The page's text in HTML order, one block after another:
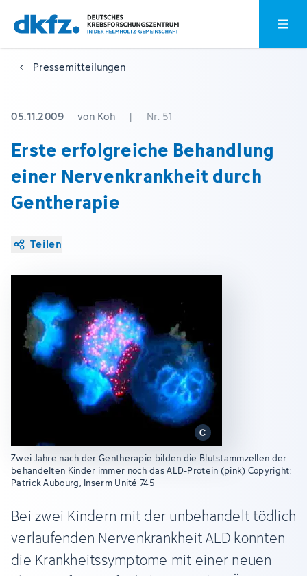
Zum
Hauptinhalt
springen
Zur
Fußzeile
springen
Pressemitteilungen
05.11.2009 von Koh | Nr. 51
Erste erfolgreiche Behandlung
einer Nervenkrankheit durch
Gentherapie
Teilen
Zwei Jahre nach der Gentherapie bilden die Blutstammzellen der
behandelten Kinder immer noch das ALD-Protein (pink) Copyright:
Patrick Aubourg, Inserm Unité 745
Bei zwei Kindern mit der unbehandelt tödlich
verlaufenden Nervenkrankheit ALD konnten
die Krankheitssymptome mit einer neuen